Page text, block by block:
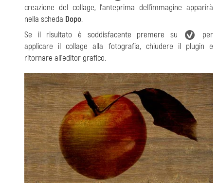
creazione del collage, l'anteprima dell’immagine apparirà
nella scheda Dopo.
Se il risultato è soddisfacente premere su
per
applicare il collage alla fotografia, chiudere il plugin e
ritornare all’editor grafico.